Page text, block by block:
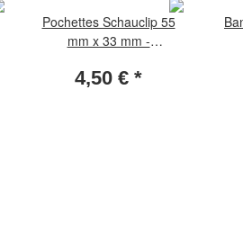
Pochettes Schauclip 55
mm x 33 mm -
pièces)
4,50 € *